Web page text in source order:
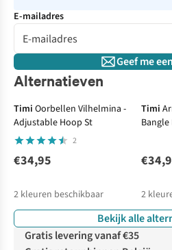
E-mailadres
Geef me
Alternatieven
Timi Oorbellen Vilhelmina -
Adjustable Hoop St
2
€34,95
2 kleuren beschikbaar
Timi
2
Bekijk alle
Gratis levering vanaf €35